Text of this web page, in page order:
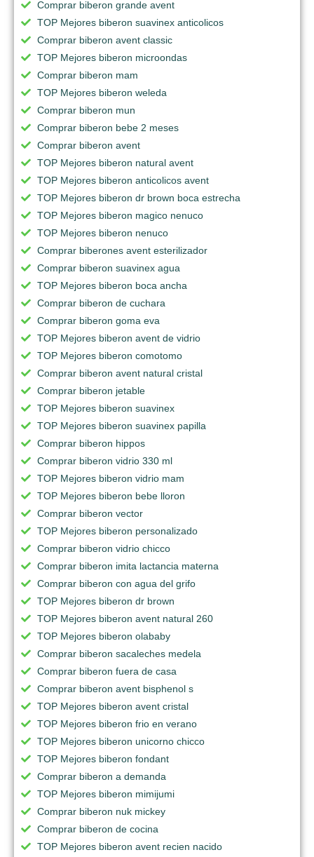
Comprar biberon grande avent
TOP Mejores biberon suavinex anticolicos
Comprar biberon avent classic
TOP Mejores biberon microondas
Comprar biberon mam
TOP Mejores biberon weleda
Comprar biberon mun
Comprar biberon bebe 2 meses
Comprar biberon avent
TOP Mejores biberon natural avent
TOP Mejores biberon anticolicos avent
TOP Mejores biberon dr brown boca estrecha
TOP Mejores biberon magico nenuco
TOP Mejores biberon nenuco
Comprar biberones avent esterilizador
Comprar biberon suavinex agua
TOP Mejores biberon boca ancha
Comprar biberon de cuchara
Comprar biberon goma eva
TOP Mejores biberon avent de vidrio
TOP Mejores biberon comotomo
Comprar biberon avent natural cristal
Comprar biberon jetable
TOP Mejores biberon suavinex
TOP Mejores biberon suavinex papilla
Comprar biberon hippos
Comprar biberon vidrio 330 ml
TOP Mejores biberon vidrio mam
TOP Mejores biberon bebe lloron
Comprar biberon vector
TOP Mejores biberon personalizado
Comprar biberon vidrio chicco
Comprar biberon imita lactancia materna
Comprar biberon con agua del grifo
TOP Mejores biberon dr brown
TOP Mejores biberon avent natural 260
TOP Mejores biberon olababy
Comprar biberon sacaleches medela
Comprar biberon fuera de casa
Comprar biberon avent bisphenol s
TOP Mejores biberon avent cristal
TOP Mejores biberon frio en verano
TOP Mejores biberon unicorno chicco
TOP Mejores biberon fondant
Comprar biberon a demanda
TOP Mejores biberon mimijumi
Comprar biberon nuk mickey
Comprar biberon de cocina
TOP Mejores biberon avent recien nacido